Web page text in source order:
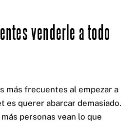
venderle a todo
más frecuentes al empezar a
es querer abarcar demasiado.
personas vean lo que